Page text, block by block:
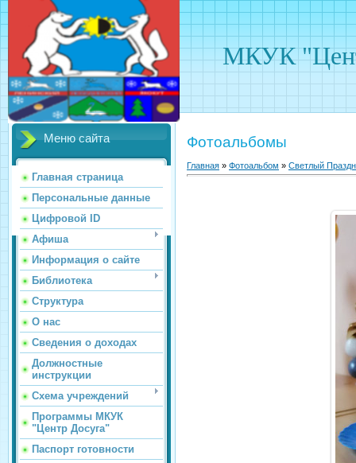
МКУК
Меню сайта
Главная страница
Персональные данные
Цифровой ID
Афиша
Информация о сайте
Библиотека
Структура
О нас
Сведения о доходах
Должностные
инструкции
Схема учреждений
Программы МКУК
"Центр Досуга"
Паспорт готовности
Фотоальбомы
Главная » Фотоальбом » Светлый